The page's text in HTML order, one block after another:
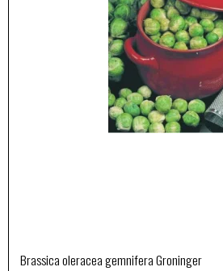
Brassica oleracea gemnifera Groninger